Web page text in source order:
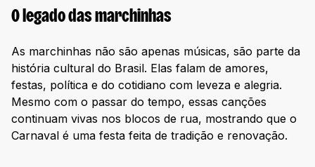
O legado das marchinhas
As marchinhas não são apenas músicas, são parte da
história cultural do Brasil. Elas falam de amores,
festas, política e do cotidiano com leveza e alegria.
Mesmo com o passar do tempo, essas canções
continuam vivas nos blocos de rua, mostrando que o
Carnaval é uma festa feita de tradição e renovação.